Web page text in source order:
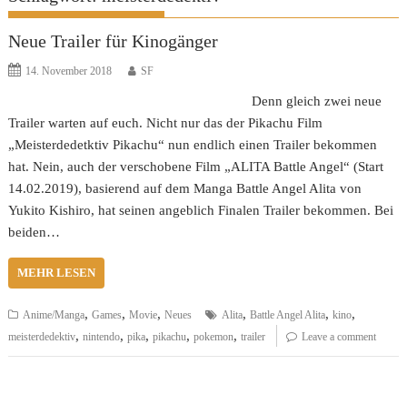
Neue Trailer für Kinogänger
14. November 2018 SF
Denn gleich zwei neue
Trailer warten auf euch. Nicht nur das der Pikachu Film
„Meisterdedetktiv Pikachu“ nun endlich einen Trailer bekommen
hat. Nein, auch der verschobene Film „ALITA Battle Angel“ (Start
14.02.2019), basierend auf dem Manga Battle Angel Alita von
Yukito Kishiro, hat seinen angeblich Finalen Trailer bekommen. Bei
beiden…
MEHR LESEN
Anime/Manga,Games,Movie,Neues Alita,Battle Angel Alita,kino,
meisterdedektiv,nintendo,pika,pikachu,pokemon,trailer Leave a comment